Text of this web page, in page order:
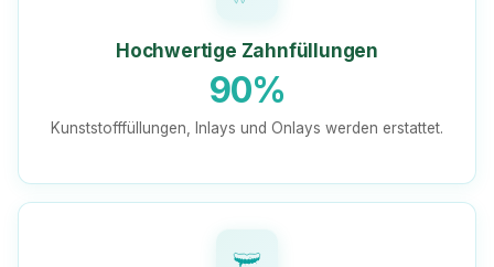
Hochwertige Zahnfüllungen
90%
Kunststofffüllungen, Inlays und Onlays werden erstattet.